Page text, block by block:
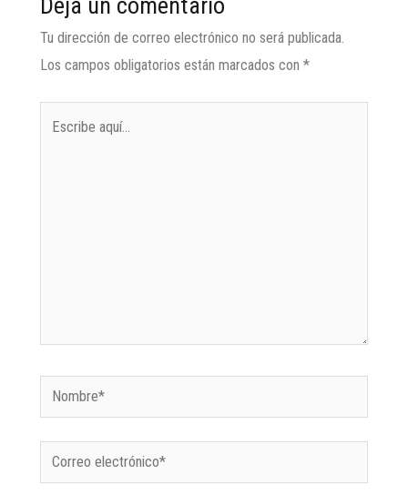
Tu dirección de correo electrónico no será publicada.
Los campos obligatorios están marcados con *